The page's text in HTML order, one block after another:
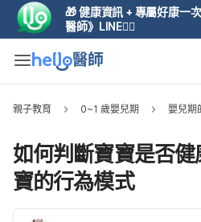
🎁 健康資訊 + 專屬好康一
醫師》LINE👆🏼
親子教育 0~1 歲嬰兒期 嬰兒期
如何判斷寶寶是否
寶的行為模式